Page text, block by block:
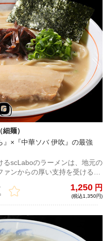
麺）
』×『中華ソバ 伊吹』の最強
るscLaboのラーメンは、地元の
ンからの厚い支持を受ける。
なく、ド豚骨ラーメンで勝
ともに抜群で必食の一杯だ！
1,250 円
(税込1,350円)